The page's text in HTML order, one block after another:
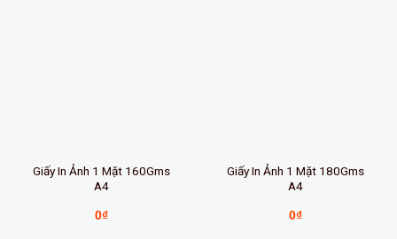
Giấy In Ảnh 1 Mặt 160Gms
A4
0₫
Giấy In Ảnh 1 Mặt 180Gms
A4
0₫